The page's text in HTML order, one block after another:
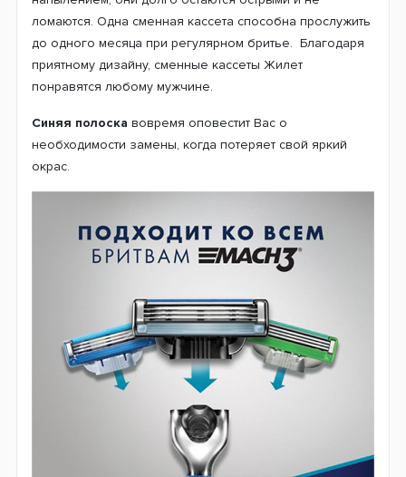
ломаются. Одна сменная кассета способна прослужить
до одного месяца при регулярном бритье. Благодаря
приятному дизайну, сменные кассеты Жилет
понравятся любому мужчине.
Синяя полоска вовремя оповестит Вас о
необходимости замены, когда потеряет свой яркий
окрас.